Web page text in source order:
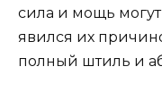
сила и мощь
явился их
полный штиль и